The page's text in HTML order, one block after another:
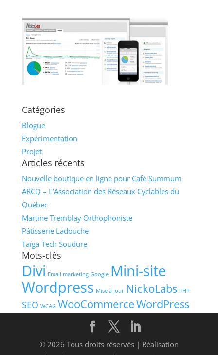
Catégories
Blogue
Expérimentation
Projet
Articles récents
Nouvelle boutique en ligne pour Café Summum
ARCQ – L’Association des Réseaux Cyclables du
Québec
Martine Tremblay Orthophoniste
Pâtisserie Ladouche
Taïga Tech Soudure
Mots-clés
Divi Email marketing Google Mini-site
Wordpress Mise à jour NickoLabs PHP
SEO WCAG WooCommerceWordPress
© 2026 Tous droits réservés | Réalisation